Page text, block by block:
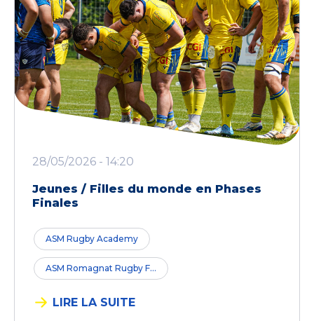
28/05/2026 - 14:20
Jeunes / Filles du monde en Phases
Finales
ASM Rugby Academy
ASM Romagnat Rugby F...
LIRE LA SUITE